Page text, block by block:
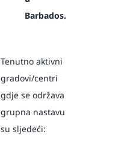
Barbados.
Tenutno aktivni
gradovi/centri
gdje se održava
grupna nastavu
su sljedeći: